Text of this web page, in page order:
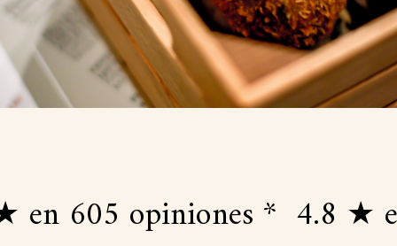
605 opiniones *4.8 ★ en